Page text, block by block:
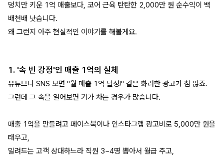
덩치만 키운 1억 매출보다, 코어 근육 탄탄한 2,000만 원 순수익이 백
배천배 낫습니다.
왜 그런지 아주 현실적인 이야기를 해볼게요.
1. '속 빈 강정'인 매출 1억의 실체
유튜브나 SNS 보면 "월 매출 1억 달성!" 같은 화려한 광고가 참 많죠.
그런데 그 속을 열어보면 기가 차는 경우가 많습니다.
매출 1억을 만들려고 페이스북이나 인스타그램 광고비로 5,000만 원을
태우고,
밀려드는 고객 상대하느라 직원 3~4명 뽑아서 월급 주고,